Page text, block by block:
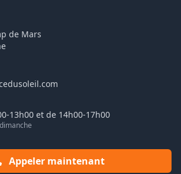
de Mars
13h00 et de 14h00-17h00
Appeler maintenant